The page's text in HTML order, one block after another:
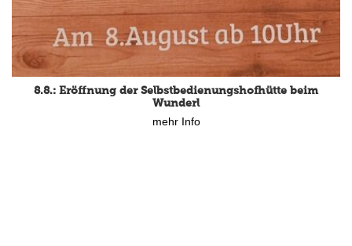
8.8.: Eröffnung der Selbstbedienungshofhütte beim
Wunderl
mehr Info